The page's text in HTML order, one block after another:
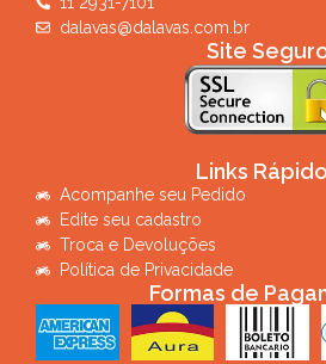
dalavas@dalavas.com.br
Site
Links
Acompanhe seu Pedido
Edite seu cadastro
Troca e Devoluções
Política de Privacidade
Formas de